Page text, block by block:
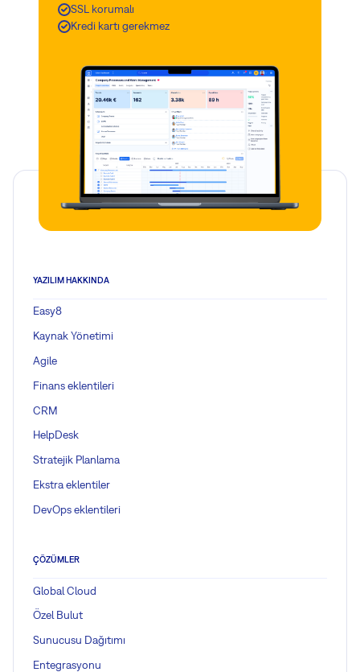
SSL korumalı
Kredi kartı gerekmez
YAZILIM HAKKINDA
Easy8
Kaynak Yönetimi
Agile
Finans eklentileri
CRM
HelpDesk
Stratejik Planlama
Ekstra eklentiler
DevOps eklentileri
ÇÖZÜMLER
Global Cloud
Özel Bulut
Sunucusu Dağıtımı
Entegrasyonu